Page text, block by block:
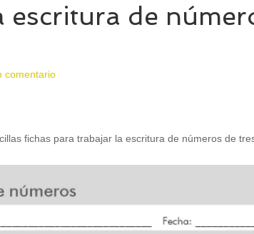
escritura de
comentario
fichas para trabajar la escritura de números de